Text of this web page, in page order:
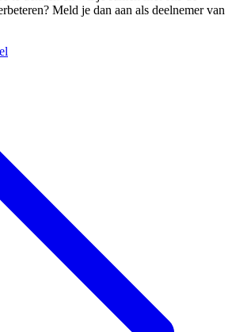
Meld je dan aan als deelnemer van